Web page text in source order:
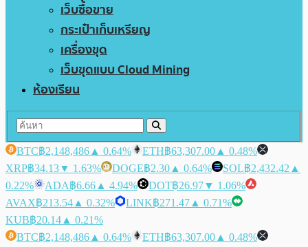
เว็บซื้อขาย
กระเป๋าเก็บเหรียญ
เครื่องขุด
เว็บขุดแบบ Cloud Mining
ห้องเรียน
BTC฿2,148,486 ▲ 0.64% ETH฿63,307.00 ▲ 0.48%
XRP฿34.13▼ 1.63% DOGE฿2.30 ▲ 0.64% SOL฿2,432.42 ▲
0.22%
ADA฿6.66 ▲ 4.94% DOT฿26.97▼ 1.06%
AVAX฿213.54 ▲ 0.32% LINK฿271.47 ▲ 0.71%
KUB฿20.14 ▲ 0.21%
BTC฿2,148,486 ▲ 0.64% ETH฿63,307.00 ▲ 0.48%